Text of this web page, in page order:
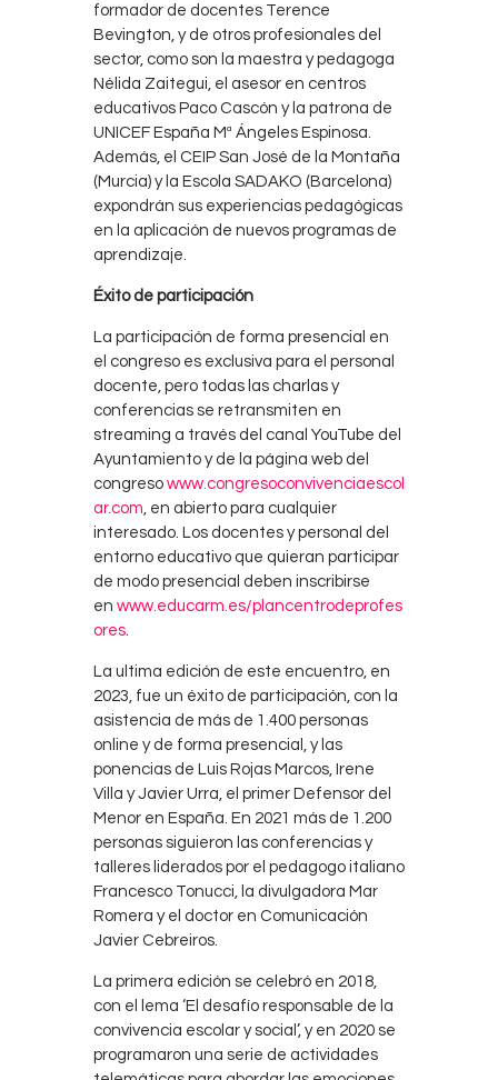
formador de docentes Terence
Bevington, y de otros profesionales del
sector, como son la maestra y pedagoga
Nélida Zaitegui, el asesor en centros
educativos Paco Cascón y la patrona de
UNICEF España Mª Ángeles Espinosa.
Además, el CEIP San José de la Montaña
(Murcia) y la Escola SADAKO (Barcelona)
expondrán sus experiencias pedagógicas
en la aplicación de nuevos programas de
aprendizaje.
Éxito de participación
La participación de forma presencial en
el congreso es exclusiva para el personal
docente, pero todas las charlas y
conferencias se retransmiten en
streaming a través del canal YouTube del
Ayuntamiento y de la página web del
congreso www.congresoconvivenciaescol
ar.com , en abierto para cualquier
interesado. Los docentes y personal del
entorno educativo que quieran participar
de modo presencial deben inscribirse
en www.educarm.es/plancentrodeprofes
ores
La ultima edición de este encuentro, en
2023, fue un éxito de participación, con la
asistencia de más de 1.400 personas
online y de forma presencial, y las
ponencias de Luis Rojas Marcos, Irene
Villa y Javier Urra, el primer Defensor del
Menor en España. En 2021 más de 1.200
personas siguieron las conferencias y
talleres liderados por el pedagogo italiano
Francesco Tonucci, la divulgadora Mar
Romera y el doctor en Comunicación
Javier Cebreiros.
La primera edición se celebró en 2018,
con el lema ‘El desafío responsable de la
convivencia escolar y social’, y en 2020 se
programaron una serie de actividades